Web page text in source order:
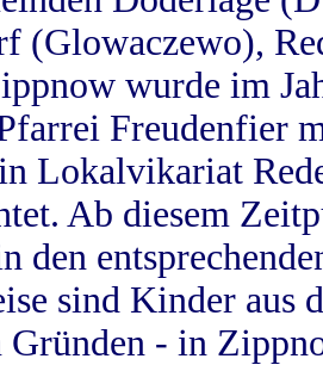
(Glowaczewo),
wurde im
Freudenfier
Lokalvikariat
Ab diesem
den
sind Kinder aus
- in